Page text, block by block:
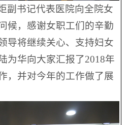
副书记代表医院向全院女
候，感谢女职工们的辛勤
导将继续关心、支持妇女
为华向大家汇报了2018年
，并对今年的工作做了展